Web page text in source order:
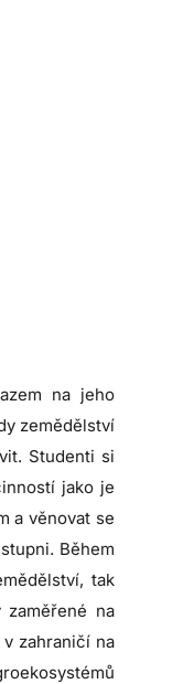
na jeho
zemědělství
Studenti si
jako je
a věnovat se
Během
tak
na
zahraničí na